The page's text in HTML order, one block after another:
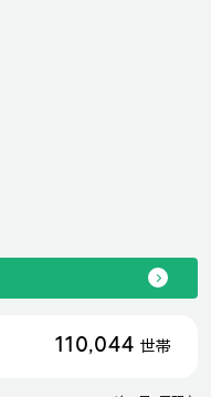
110,044 世帯